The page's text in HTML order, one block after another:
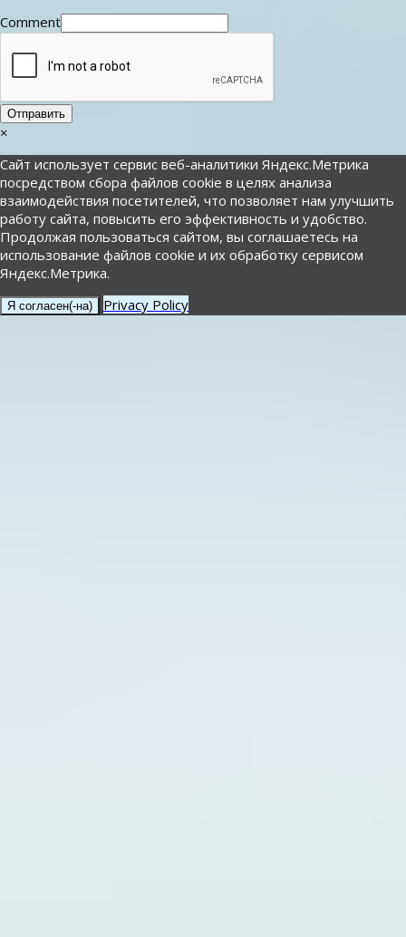
Comment
Отправить
×
Сайт использует сервис веб-аналитики Яндекс.Метрика
посредством сбора файлов cookie в целях анализа
взаимодействия посетителей, что позволяет нам улучшить
работу сайта, повысить его эффективность и удобство.
Продолжая пользоваться сайтом, вы соглашаетесь на
использование файлов cookie и их обработку сервисом
Яндекс.Метрика.
Я согласен(-на) Privacy Policy